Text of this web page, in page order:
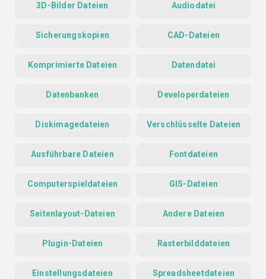
3D-Bilder Dateien Audiodatei
Sicherungskopien CAD-Dateien
Komprimierte Dateien Datendatei
Datenbanken Developerdateien
Diskimagedateien Verschlüsselte Dateien
Ausführbare Dateien Fontdateien
Computerspieldateien GIS-Dateien
Seitenlayout-Dateien Andere Dateien
Plugin-Dateien Rasterbilddateien
Einstellungsdateien Spreadsheetdateien